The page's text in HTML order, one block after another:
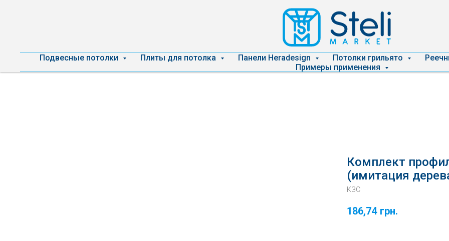
Подвесные потолки Плиты для потолка Панели Heradesign Потолки грильято
Примеры применения
Комплект
(имитация
КЗС
186,74 грн.